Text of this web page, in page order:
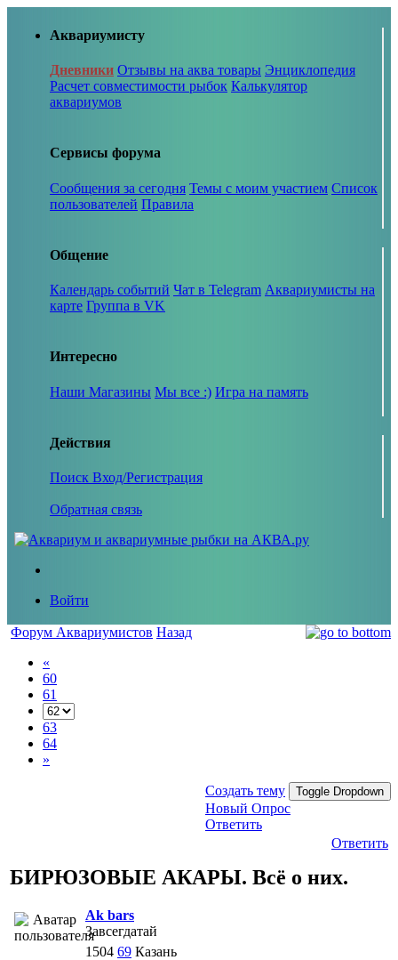
Аквариумисту
Дневники Отзывы на аква товары Энциклопедия
Расчет совместимости рыбок Калькулятор
аквариумов
Сервисы форума
Сообщения за сегодня Темы с моим участием Список
пользователей Правила
Общение
Календарь событий Чат в Telegram Аквариумисты на
карте Группа в VK
Интересно
Наши Магазины Мы все :) Игра на память
Действия
Поиск Вход/Регистрация
Обратная связь
Войти
Форум Аквариумистов Назад
«
60
61
63
64
»
Создать тему Toggle Dropdown
Новый Опрос
Ответить
Ответить
БИРЮЗОВЫЕ АКАРЫ. Всё о них.
Ak bars
Завсегдатай
1504 69 Казань